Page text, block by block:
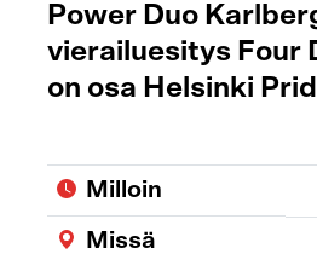
Power Duo
vierailuesitys Four
on osa Helsinki
Milloin
Missä